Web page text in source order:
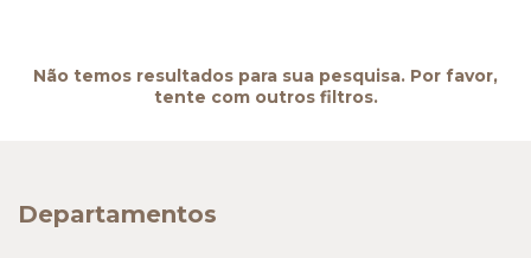
Não temos resultados para sua pesquisa. Por favor,
tente com outros filtros.
Departamentos